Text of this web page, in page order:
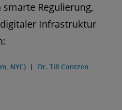
Regulierung,
Infrastruktur
NYC) Dr. Till Contzen